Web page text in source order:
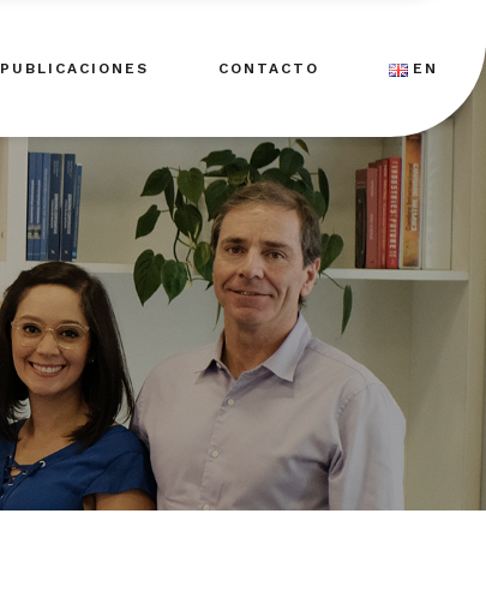
PUBLICACIONES CONTACTO EN